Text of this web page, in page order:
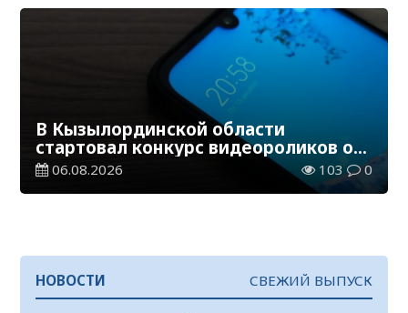
В Кызылординской области
стартовал конкурс видеороликов о
семейных ценностях и Конституции
06.08.2026 103 0
НОВОСТИ СВЕЖИЙ ВЫПУСК